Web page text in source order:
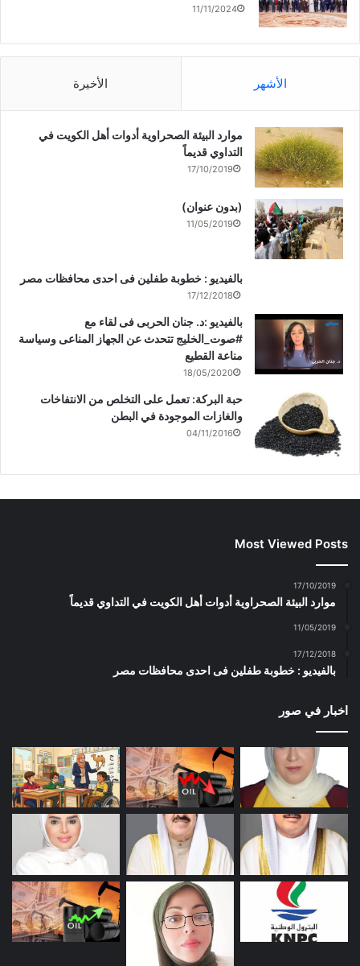
11/11/2024
الأشهر الأخيرة
موارد البيئة الصحراوية أدوات أهل الكويت في
التداوي قديماً
17/10/2019
(بدون عنوان)
11/05/2019
بالفيديو : خطوبة طفلين فى احدى محافظات مصر
17/12/2018
بالفيديو :د. جنان الحربى فى لقاء مع
#صوت_الخليج تتحدث عن الجهاز المناعى وسياسة
مناعة القطيع
18/05/2020
حبة البركة: تعمل على التخلص من الانتفاخات
والغازات الموجودة في البطن
04/11/2016
Most Viewed Posts
17/10/2019
موارد البيئة الصحراوية أدوات أهل الكويت في التداوي قديماً
11/05/2019
17/12/2018
بالفيديو : خطوبة طفلين فى احدى محافظات مصر
اخبار في صور